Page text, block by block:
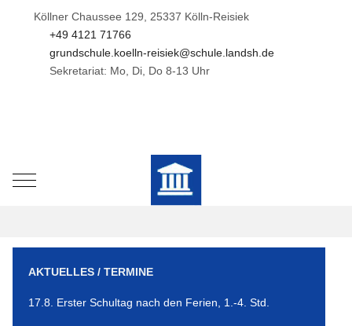
Köllner Chaussee 129, 25337 Kölln-Reisiek
+49 4121 71766
grundschule.koelln-reisiek@schule.landsh.de
Sekretariat: Mo, Di, Do 8-13 Uhr
Mobile Menu Toggle
AKTUELLES / TERMINE
17.8. Erster Schultag nach den Ferien, 1.-4. Std.